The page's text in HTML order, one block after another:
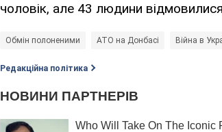
чоловік, але 43 людини відмовилися
Обмін полоненими АТО на Донбасі Війна в
Редакційна політика